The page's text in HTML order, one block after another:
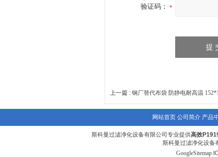
验证码：
上一篇 : 钢厂替代布袋 防静电耐高温
网站首页 公司简介 产品
斯科曼过滤净化设备有限公司专业提供高效
斯科曼过滤净化设备
GoogleSitemap